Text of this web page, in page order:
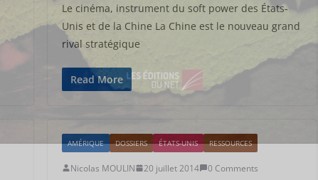
Le cinéma, instrument du soft power des États‐
Unis et de la Chine La Chine est le nouveau grand
rival stratégique
Read More
AMÉRIQUE DOSSIERS ÉTATS-UNIS RESSOURCES
Nicolas MOULIN 20 juillet 2014 0 Comments